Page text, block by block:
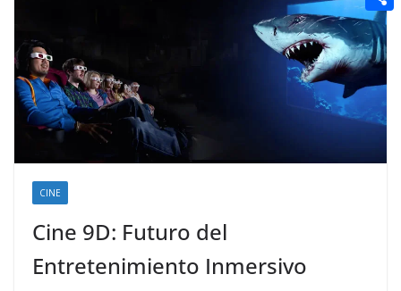
CINE
Cine 9D: Futuro del
Entretenimiento Inmersivo
n
g
e
e
r
e
r
e
s
a
i
l
e
d
C
o
m
r